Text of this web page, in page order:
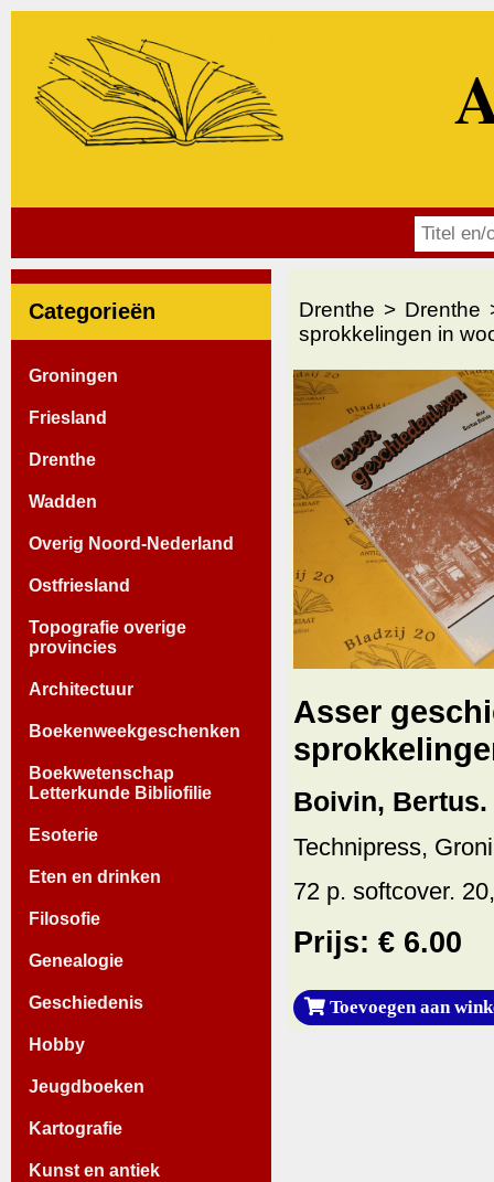
Categorieën
Groningen
Friesland
Drenthe
Wadden
Overig Noord-Nederland
Ostfriesland
Topografie overige
provincies
Architectuur
Boekenweekgeschenken
Boekwetenschap
Letterkunde Bibliofilie
Esoterie
Eten en drinken
Filosofie
Genealogie
Geschiedenis
Hobby
Jeugdboeken
Kartografie
Kunst en antiek
Drenthe
Drenthe
sprokkelingen in
Asser
Boivin, Bertus.
Technipress,
72 p. softcover.
Prijs: € 6.00
Toevoegen aan